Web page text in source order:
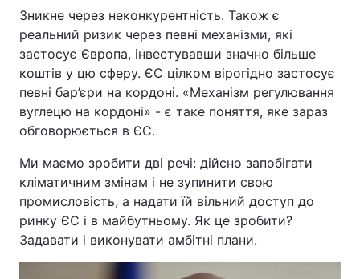
Зникне через неконкурентність. Також є
реальний ризик через певні механізми, які
застосує Європа, інвестувавши значно більше
коштів у цю сферу. ЄС цілком вірогідно застосує
певні бар’єри на кордоні. «Механізм регулювання
вуглецю на кордоні» - є таке поняття, яке зараз
обговорюється в ЄС.
Ми маємо зробити дві речі: дійсно запобігати
кліматичним змінам і не зупинити свою
промисловість, а надати їй вільний доступ до
ринку ЄС і в майбутньому. Як це зробити?
Задавати і виконувати амбітні плани.